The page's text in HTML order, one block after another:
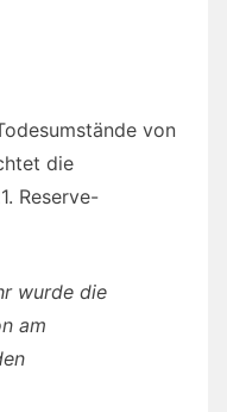
von
die
Reserve-
wurde die
am